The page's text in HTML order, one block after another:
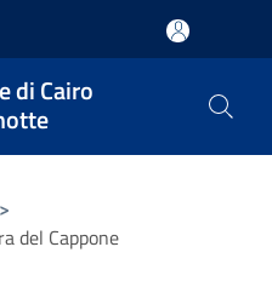
di Cairo
>
del Cappone